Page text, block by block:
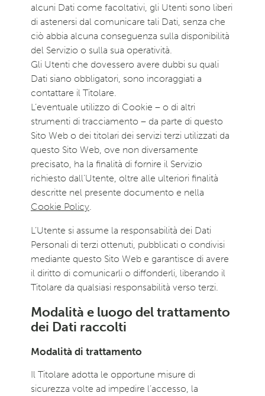
alcuni Dati come facoltativi, gli Utenti sono liberi
di astenersi dal comunicare tali Dati, senza che
ciò abbia alcuna conseguenza sulla disponibilità
del Servizio o sulla sua operatività.
Gli Utenti che dovessero avere dubbi su quali
Dati siano obbligatori, sono incoraggiati a
contattare il Titolare.
L’eventuale utilizzo di Cookie – o di altri
strumenti di tracciamento – da parte di questo
Sito Web o dei titolari dei servizi terzi utilizzati da
questo Sito Web, ove non diversamente
precisato, ha la finalità di fornire il Servizio
richiesto dall’Utente, oltre alle ulteriori finalità
descritte nel presente documento e nella
Cookie Policy.
L’Utente si assume la responsabilità dei Dati
Personali di terzi ottenuti, pubblicati o condivisi
mediante questo Sito Web e garantisce di avere
il diritto di comunicarli o diffonderli, liberando il
Titolare da qualsiasi responsabilità verso terzi.
Modalità e luogo del trattamento
dei Dati raccolti
Modalità di trattamento
Il Titolare adotta le opportune misure di
sicurezza volte ad impedire l’accesso, la